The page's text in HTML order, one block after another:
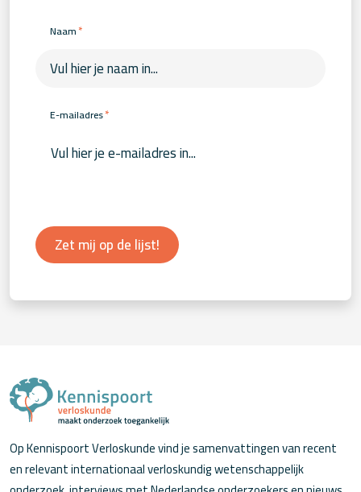
Naam*
E-mailadres*
Zet mij op de lijst!
Op Kennispoort Verloskunde vind je samenvattingen van recent
en relevant internationaal verloskundig wetenschappelijk